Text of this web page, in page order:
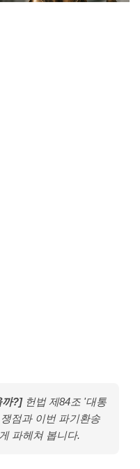
까?]헌법 제84조 '대통
점과 이번 파기환송
파헤쳐 봅니다.